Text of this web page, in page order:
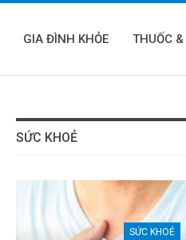
GIA ĐÌNH KHỎE THUỐC
SỨC KHOẺ
SỨC KHOẺ